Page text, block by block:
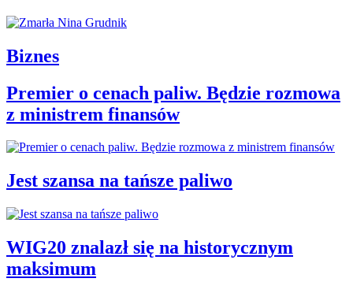
Biznes
Premier o cenach paliw. Będzie rozmowa
z ministrem finansów
Jest szansa na tańsze paliwo
WIG20 znalazł się na historycznym
maksimum